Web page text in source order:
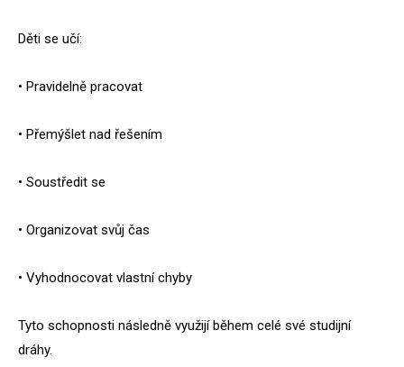
Děti se učí:
• Pravidelně pracovat
• Přemýšlet nad řešením
• Soustředit se
• Organizovat svůj čas
• Vyhodnocovat vlastní chyby
Tyto schopnosti následně využijí během celé své studijní
dráhy.